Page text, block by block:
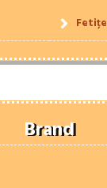
Fetițe
Brand